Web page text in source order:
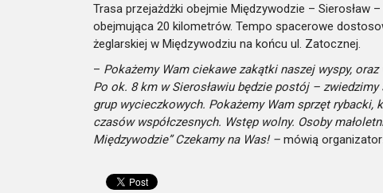
Trasa przejażdżki obejmie Międzywodzie –
obejmująca 20 kilometrów. Tempo spacerowe
żeglarskiej w Międzywodziu na końcu ul. Zatocznej.
– Pokażemy Wam ciekawe zakątki naszej wyspy,
Po ok. 8 km w Sierosławiu będzie postój –
grup wycieczkowych. Pokażemy Wam sprzęt rybacki,
czasów współczesnych. Wstęp wolny. Osoby
Międzywodzie” Czekamy na Was! – mówią